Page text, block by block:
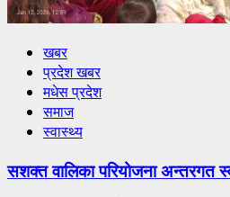
खबर
प्रदेश खबर
मधेस प्रदेश
समाज
स्वास्थ्य
सशक्त वालिका परियोजना